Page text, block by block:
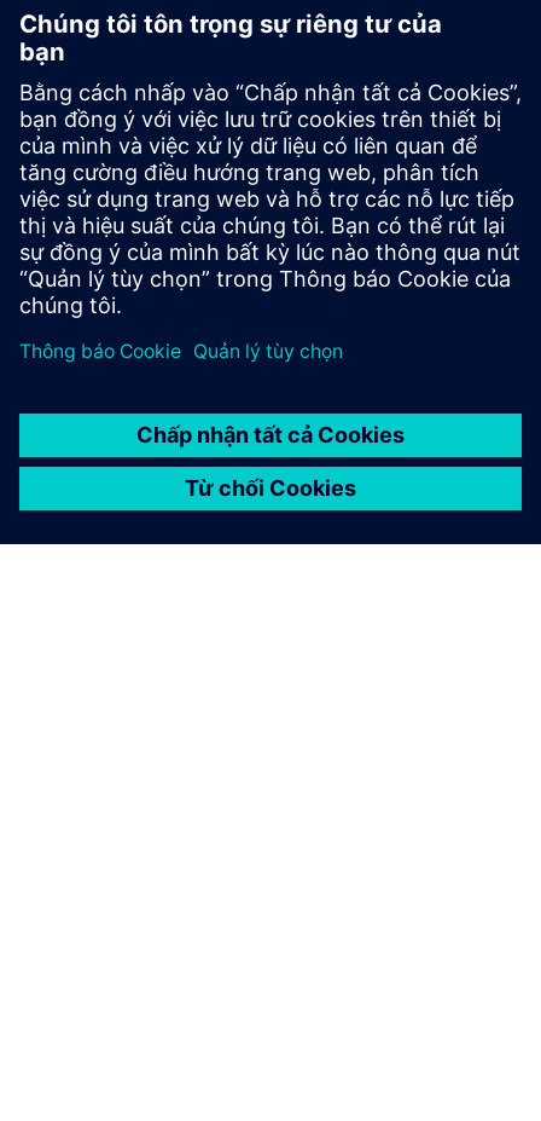
SIMCENTER
Simcenter Amesim software
Simcenter Amesim là một nền tảng mô phỏng hệ
thống cơ điện tử cho phép các kỹ sư thiết kế đánh giá
và tối ưu hóa hiệu suất của hệ thống.